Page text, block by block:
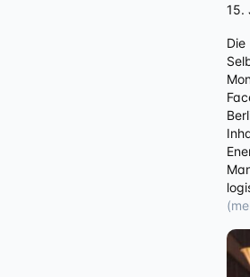
15.
Die hiesige Querdenkendenszene führt unter dem irreführenden Motto „Für ein Leben in Frieden, Freiheit und